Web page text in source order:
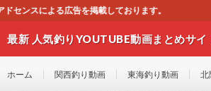
ります。
最新 人気釣りYOUTUBE動画まとめサイ
ホーム 関西釣り動画 東海釣り動画 北